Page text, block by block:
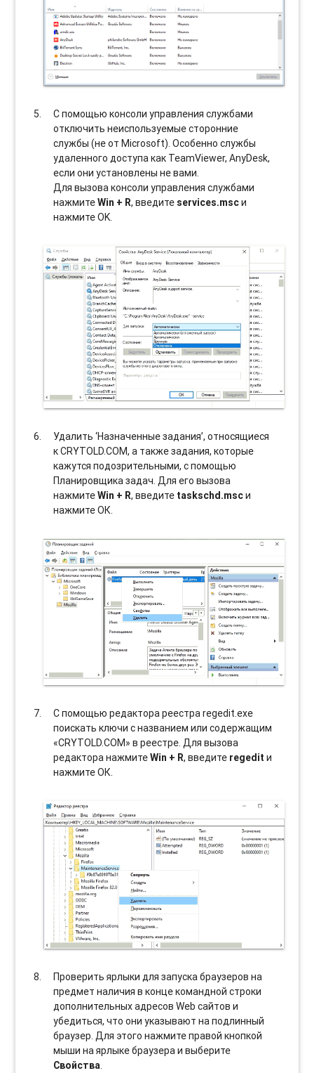
С помощью консоли управления службами
отключить неиспользуемые сторонние
службы (не от Microsoft). Особенно службы
удаленного доступа как TeamViewer, AnyDesk,
если они установлены не вами.
Для вызова консоли управления службами
нажмитеWin + R, введите services.mscи
нажмите OK.
Удалить ‘Назначенные задания’, относящиеся
к CRYTOLD.COM, а также задания, которые
кажутся подозрительными, с помощью
Планировщика задач. Для его вызова
нажмитеWin + R, введите taskschd.mscи
нажмите ОК.
С помощью редактора реестра regedit.exe
поискать ключи с названием или содержащим
«CRYTOLD.COM» в реестре. Для вызова
редактора нажмитеWin + R, введите regedit и
нажмите ОК.
Проверить ярлыки для запуска браузеров на
предмет наличия в конце командной строки
дополнительных адресов Web сайтов и
убедиться, что они указывают на подлинный
браузер. Для этого нажмите правой кнопкой
мыши на ярлыке браузера и выберите
Свойства.